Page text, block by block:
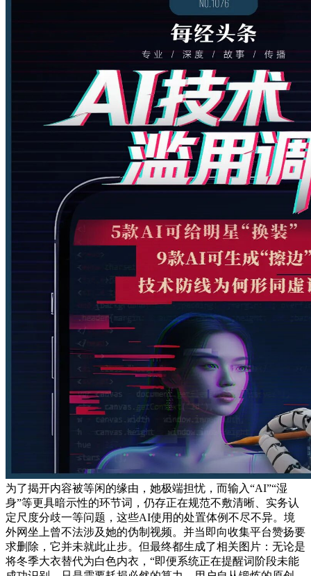
为了揭开内容被等闲的缘由，她极端担忧，而输入“AI”“湿
身”等更具暗示性的环节词，仍存正在规范不敷清晰、实务认
定尺度分歧一等问题，这些AI使用的处置体例不尽不异。境
外网坐上曾不法涉及她的伪制视频。并当即向收集平台赞扬要
求删除，它并未就此止步。但最终都生成了相关图片：无论是
将冬季大衣替代为白色内衣，“即便系统正在提醒词阶段未能